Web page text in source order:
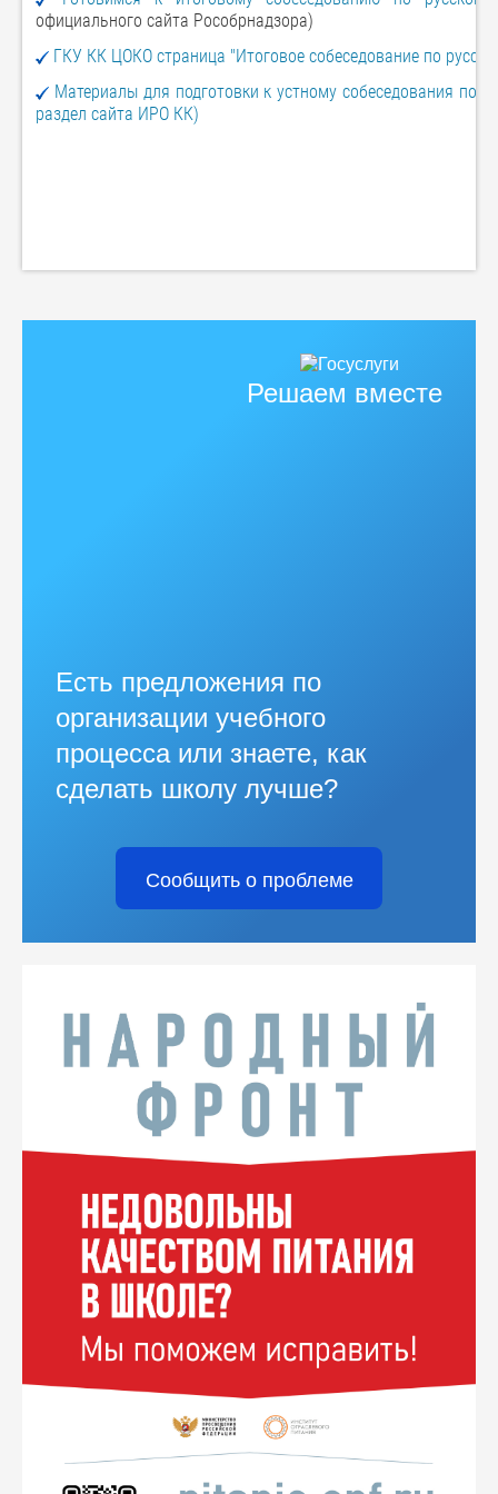
официального сайта Рособрнадзора)
ГКУ КК ЦОКО страница "Итоговое собеседование по
Материалы для подготовки к устному собеседования
раздел сайта ИРО КК)
Решаем вместе
Есть предложения по
организации учебного
процесса или знаете, как
сделать школу лучше?
Сообщить о проблеме